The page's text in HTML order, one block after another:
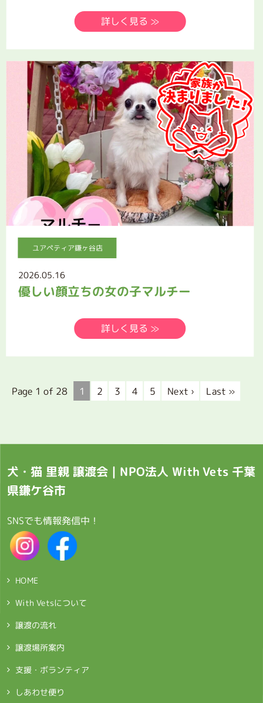
詳しく見る ≫
ユアペティア鎌ヶ谷店
2026.05.16
優しい顔立ちの女の子マルチー
詳しく見る ≫
Page 1 of 28 1 2 3 4 5 Next › Last »
犬・猫 里親 譲渡会｜NPO法人 With Vets 千葉
県鎌ケ谷市
SNSでも情報発信中！
HOME
With Vetsについて
譲渡の流れ
譲渡場所案内
支援・ボランティア
しあわせ便り